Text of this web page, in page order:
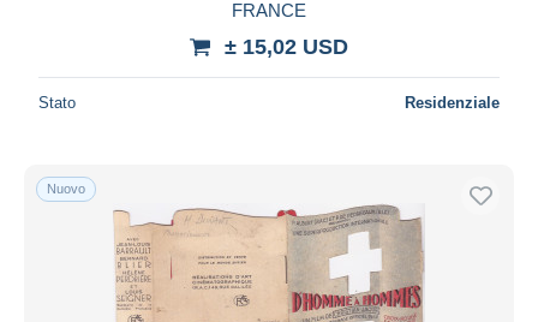
FRANCE
± 15,02 USD
Stato Residenziale
Nuovo